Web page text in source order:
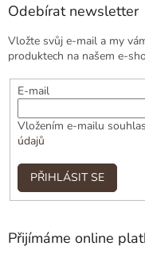
Odebírat newsletter
Vložte svůj e-mail a my
produktech na našem e-
E-mail
Vložením e-mailu
údajů
PŘIHLÁSIT SE
Přijímáme online